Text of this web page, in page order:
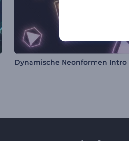
Dynamische Neonformen Intro